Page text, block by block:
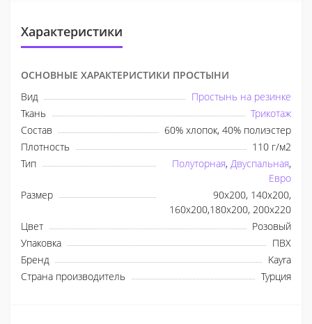
Характеристики
ОСНОВНЫЕ ХАРАКТЕРИСТИКИ ПРОСТЫНИ
Вид
Простынь на резинке
Ткань
Трикотаж
Состав
60% хлопок, 40% полиэстер
Плотность
110 г/м2
Тип
Полуторная, Двуспальная,
Евро
Размер
90x200, 140x200,
160x200,180x200, 200x220
Цвет
Розовый
Упаковка
ПВХ
Бренд
Kayra
Страна производитель
Турция